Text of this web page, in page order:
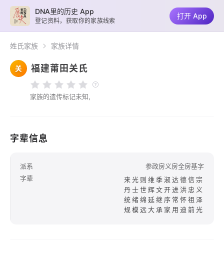
姓氏家族 家族详情
关 福建莆田关氏
家族的遗传标记未知,
字辈信息
派系
参政房义房全房基字
字辈
来光则维季淑达德信宗
丹士世辉文开进洪忠义
统绪绵延继序常怀祖泽
规模远大承家用迪前光
DNA里的历史 App
登记资料，获取你的家族线索
打开 App